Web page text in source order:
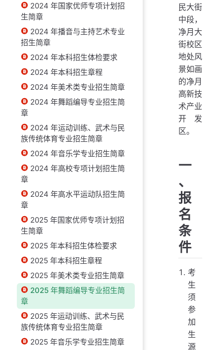
2024 年国家优师专项计划招
生简章
2024 年播音与主持艺术专业
招生简章
2024 年本科招生体检要求
2024 年本科招生章程
2024 年美术类专业招生简章
2024 年舞蹈编导专业招生简
章
2024 年运动训练、武术与民
族传统体育专业招生简章
2024 年音乐学专业招生简章
2024 年高校专项计划招生简
章
2024 年高水平运动队招生简
章
2025 年国家优师专项计划招
生简章
2025 年本科招生体检要求
2025 年本科招生章程
2025 年美术类专业招生简章
2025 年舞蹈编导专业招生简
章
2025 年运动训练、武术与民
族传统体育专业招生简章
2025 年音乐学专业招生简章
民大街
中段，
净月大
街校区
地处风
景如画
的净月
高新技
术产业
开发
区。
一
、
报
名
条
件
考
生
须
参
加
生
源